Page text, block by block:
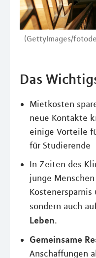
(GettyImages/
Das
Mietkosten
neue Kontakte
einige Vorteile
für Studierende
In Zeiten des
junge
Kostenersparnis
sondern auch
Leben.
Gemeinsame
Anschaffungen